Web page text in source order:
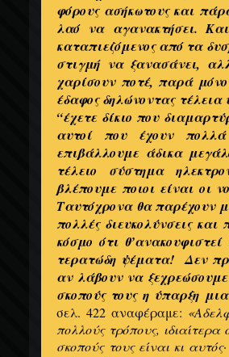
φόρους ασήκωτους και
λαό να αγανακτήσει.
καταπιεζόμενος από τα
στιγμή να ξανασάνει,
χαρίσουν ποτέ, παρά
έδαφος δηλώνοντας
“έχετε δίκιο που
αυτοί που έχουν
επιβάλλουμε άδικα
τέλειο σύστημα
βλέπουμε ποιοι είναι οι
Ταυτόχρονα θα παρέχουν
πολλές διευκολύνσεις και
κόσμο ότι
τερατώδη ψέματα! Δεν
αν λάβουν να ξεχρεώσουμε
σκοπούς τους η ύπαρξη
σελ. 422 αναφέραμε:
πολλούς τρόπους,
σκοπούς τους είναι κι